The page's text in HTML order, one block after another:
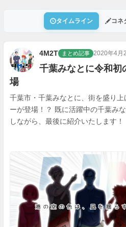
タイムライン コネ